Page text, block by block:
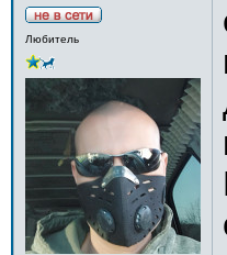
Любитель